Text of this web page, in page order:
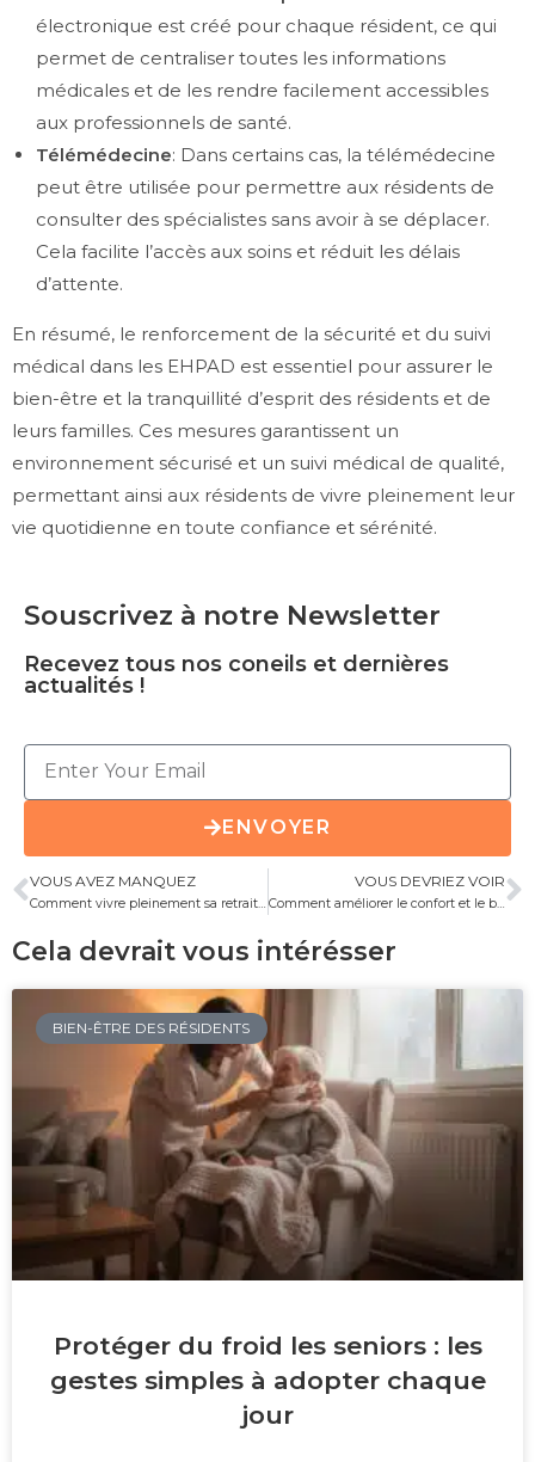
électronique est créé pour chaque résident, ce qui
permet de centraliser toutes les informations
médicales et de les rendre facilement accessibles
aux professionnels de santé.
Télémédecine: Dans certains cas, la télémédecine
peut être utilisée pour permettre aux résidents de
consulter des spécialistes sans avoir à se déplacer.
Cela facilite l’accès aux soins et réduit les délais
d’attente.
En résumé, le renforcement de la sécurité et du suivi
médical dans les EHPAD est essentiel pour assurer le
bien-être et la tranquillité d’esprit des résidents et de
leurs familles. Ces mesures garantissent un
environnement sécurisé et un suivi médical de qualité,
permettant ainsi aux résidents de vivre pleinement leur
vie quotidienne en toute confiance et sérénité.
Souscrivez à notre Newsletter
Recevez tous nos coneils et dernières
actualités !
ENVOYER
VOUS AVEZ MANQUEZ
Comment vivre pleinement sa retraite : astuces et conseils
VOUS DEVRIEZ VOIR
Comment améliorer le confort et le bien-être des aînés au quotidien ?
Cela devrait vous intérésser
BIEN-ÊTRE DES RÉSIDENTS
Protéger du froid les seniors : les
gestes simples à adopter chaque
jour